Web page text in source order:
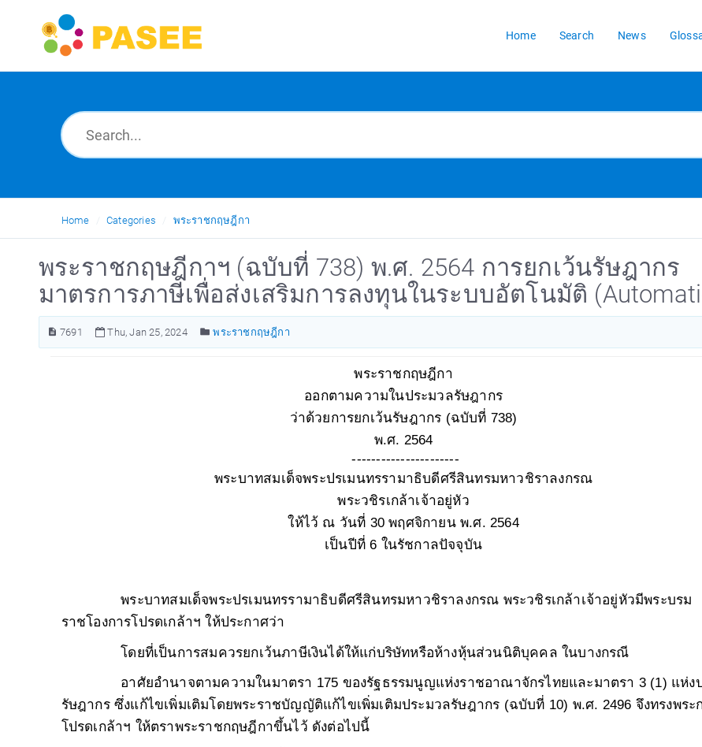
Home Search News
Home Categories พระราชกฤษฎีกา
พระราชกฤษฎีกาฯ (ฉบับที่ 738) พ.ศ. 2564 การยกเว้นรัษฎากร
มาตรการภาษีเพื่อส่งเสริมการลงทุนในระบบอัตโนมัติ
7691 Thu, Jan 25, 2024 พระราชกฤษฎีกา
พระราชกฤษฎีกา
ออกตามความในประมวลรัษฎากร
ว่าด้วยการยกเว้นรัษฎากร (ฉบับที่ 738)
พ.ศ. 2564
----------------------
พระบาทสมเด็จพระปรเมนทรรามาธิบดีศรีสินทรมหาวชิราลงกรณ
พระวชิรเกล้าเจ้าอยู่หัว
ให้ไว้ ณ วันที่ 30 พฤศจิกายน พ.ศ. 2564
เป็นปีที่ 6 ในรัชกาลปัจจุบัน
พระบาทสมเด็จพระปรเมนทรรามาธิบดีศรีสินทรมหาวชิราลงกรณ พระวชิรเกล้าเจ้าอยู่หัวมีพระบรม
ราชโองการโปรดเกล้าฯ ให้ประกาศว่า
โดยที่เป็นการสมควรยกเว้นภาษีเงินได้ให้แก่บริษัทหรือห้างหุ้นส่วนนิติบุคคล ในบางกรณี
อาศัยอำนาจตามความในมาตรา 175 ของรัฐธรรมนูญแห่งราชอาณาจักรไทยและมาตรา 3(1) แห่ง
รัษฎากร ซึ่งแก้ไขเพิ่มเติมโดยพระราชบัญญัติแก้ไขเพิ่มเติมประมวลรัษฎากร (ฉบับที่ 10) พ.ศ. 2496 จึงทรงพระ
โปรดเกล้าฯ ให้ตราพระราชกฤษฎีกาขึ้นไว้ ดังต่อไปนี้